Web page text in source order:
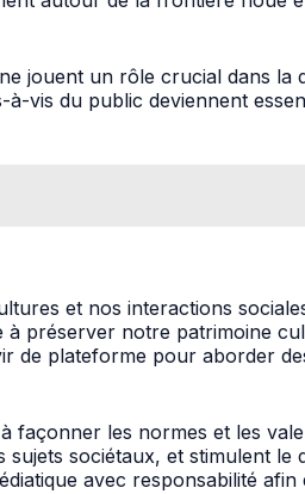
jouent un rôle crucial dans la
vis du public deviennent
et nos interactions
à préserver notre patrimoine
de plateforme pour aborder
les normes et les
sociétaux, et stimulent le
avec responsabilité